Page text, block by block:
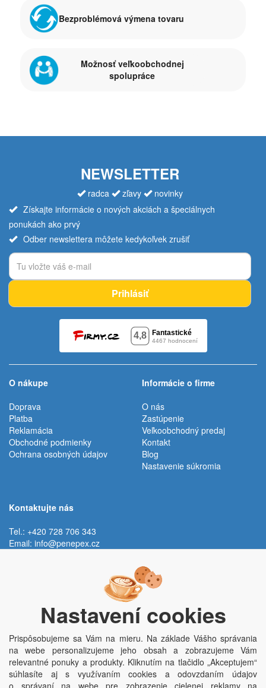
Bezproblémová výmena tovaru
Možnosť veľkoobchodnej
spolupráce
NEWSLETTER
radca zľavy
novinky
Získajte informácie o nových akciách a špeciálnych
ponukách ako prvý
Odber newslettera môžete kedykoľvek zrušiť
Prihlásiť
O nákupe
Doprava
Platba
Reklamácia
Obchodné podmienky
Ochrana osobných údajov
Informácie o firme
O nás
Zastúpenie
Veľkoobchodný predaj
Kontakt
Blog
Nastavenie súkromia
Kontaktujte nás
Tel.: +420 728 706 343
Email: info@penepex.cz
Trávník 2076, 686 03 Staré Město
Nastavení cookies
Prispôsobujeme sa Vám na mieru. Na základe Vášho správania
na webe personalizujeme jeho obsah a zobrazujeme Vám
relevantné ponuky a produkty. Kliknutím na tlačidlo „Akceptujem“
súhlasíte aj s využívaním cookies a odovzdaním údajov
o správaní na webe pre zobrazenie cielenej reklamy na